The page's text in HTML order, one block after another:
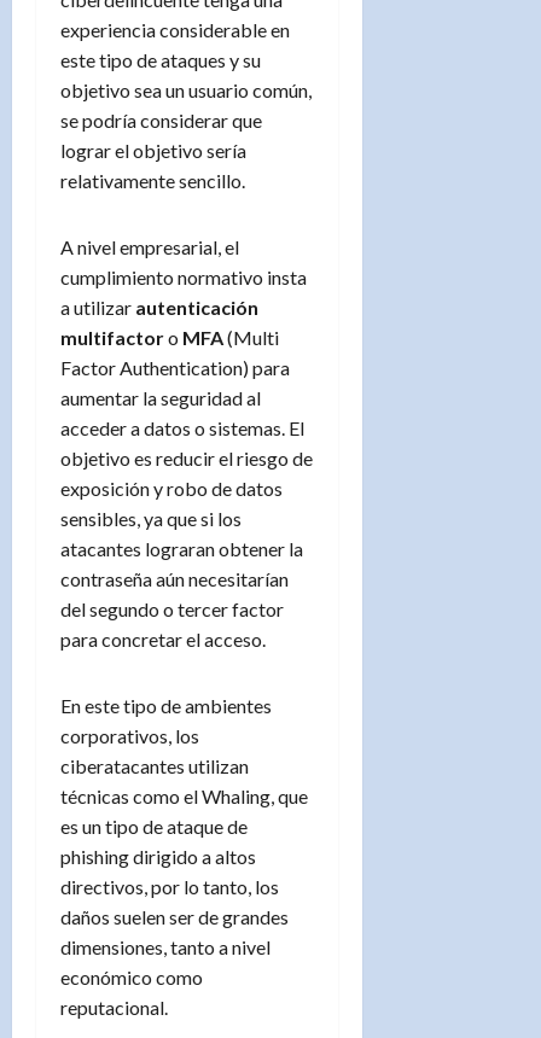
experiencia considerable en
este tipo de ataques y su
objetivo sea un usuario común,
se podría considerar que
lograr el objetivo sería
relativamente sencillo.
A nivel empresarial, el
cumplimiento normativo insta
a utilizar autenticación
multifactoro MFA(Multi
Factor Authentication) para
aumentar la seguridad al
acceder a datos o sistemas. El
objetivo es reducir el riesgo de
exposición y robo de datos
sensibles, ya que si los
atacantes lograran obtener la
contraseña aún necesitarían
del segundo o tercer factor
para concretar el acceso.
En este tipo de ambientes
corporativos, los
ciberatacantes utilizan
técnicas como el Whaling, que
es un tipo de ataque de
phishing dirigido a altos
directivos, por lo tanto, los
daños suelen ser de grandes
dimensiones, tanto a nivel
económico como
reputacional.